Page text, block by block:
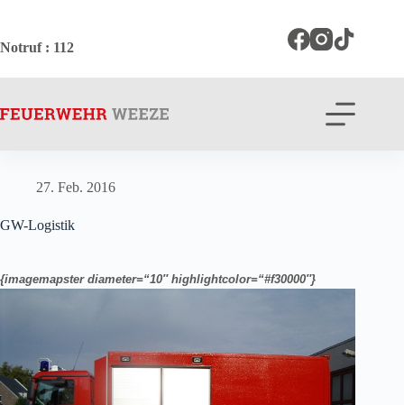
springen
Notruf: 112
27. Feb. 2016
GW-Logistik
{imagemapster diameter=“10″ highlightcolor=“#f30000″}